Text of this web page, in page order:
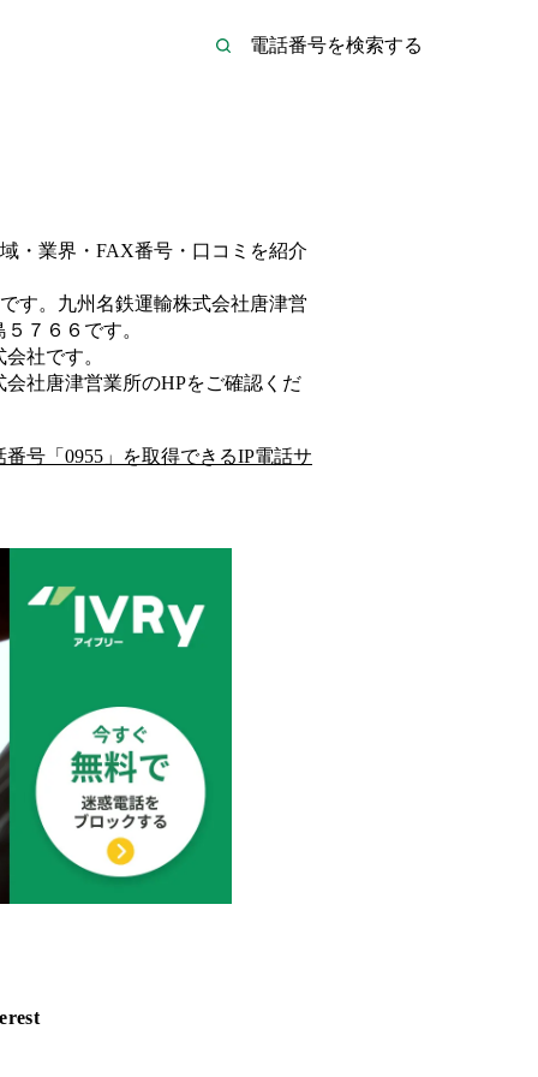
・業界・FAX番号・口コミを紹介
す。 九州名鉄運輸株式会社唐津営
７６６ です。
会社です。
会社唐津営業所のHPをご確認くだ
号「 0955 」を取得できるIP電話サ